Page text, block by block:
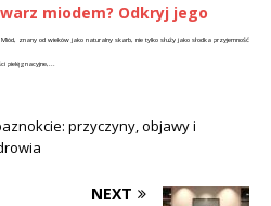
miodem? Odkryj jego
Miód, znany od wieków jako naturalny skarb, nie tylko służy jako słodka przyjemność
pielęgnacyjne,...
przyczyny, objawy i
NEXT